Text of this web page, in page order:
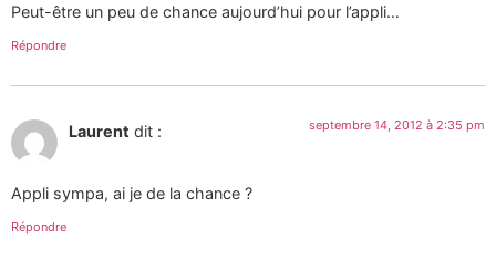
Peut-être un peu de chance aujourd’hui pour l’appli…
Répondre
Laurent dit : septembre 14, 2012 à 2:35 pm
Appli sympa, ai je de la chance ?
Répondre